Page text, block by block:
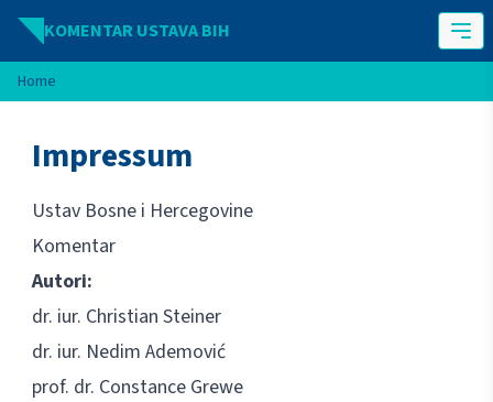
Idi na sadržaj
KOMENTAR USTAVA BIH
Home
Impressum
Ustav Bosne i Hercegovine
Komentar
Autori:
dr. iur. Christian Steiner
dr. iur. Nedim Ademović
prof. dr. Constance Grewe